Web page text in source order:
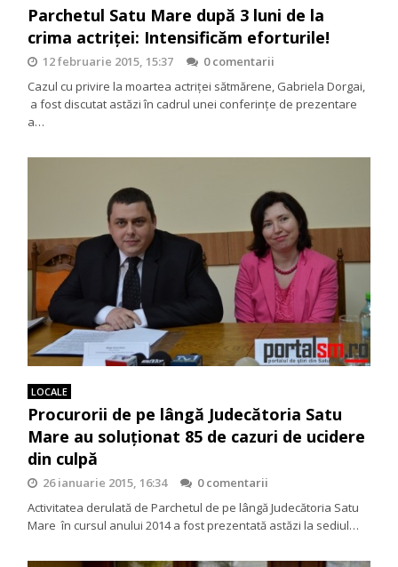
Parchetul Satu Mare după 3 luni de la
crima actriței: Intensificăm eforturile!
12 februarie 2015, 15:37
0 comentarii
Cazul cu privire la moartea actriței sătmărene, Gabriela Dorgai,
a fost discutat astăzi în cadrul unei conferințe de prezentare
a…
LOCALE
Procurorii de pe lângă Judecătoria Satu
Mare au soluționat 85 de cazuri de ucidere
din culpă
26 ianuarie 2015, 16:34
0 comentarii
Activitatea derulată de Parchetul de pe lângă Judecătoria Satu
Mare în cursul anului 2014 a fost prezentată astăzi la sediul…